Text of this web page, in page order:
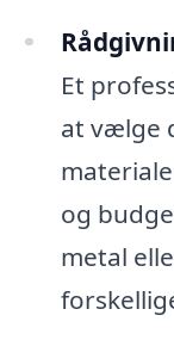
Et
at vælge
og
metal